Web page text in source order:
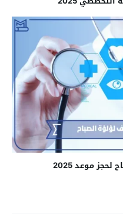
موعد 2025